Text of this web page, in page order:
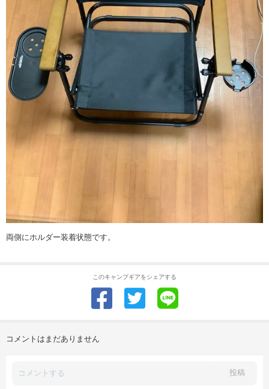
両側にホルダー装着状態です。
このキャンプギアをシェアする
コメントはまだありません
投稿